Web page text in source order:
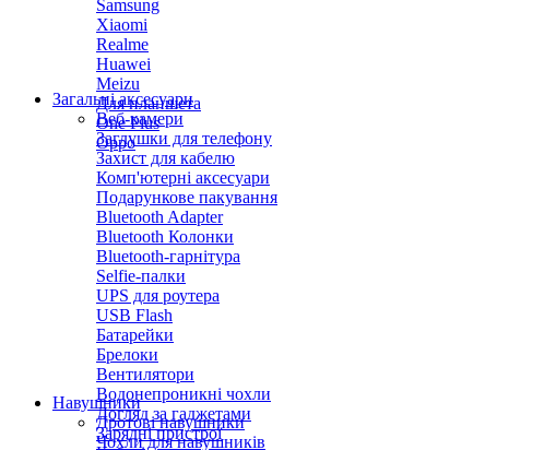
Samsung
Xiaomi
Realme
Huawei
Meizu
Для планшета
One Plus
Oppo
Загальні аксесуари
Веб-камери
Заглушки для телефону
Захист для кабелю
Комп'ютерні аксесуари
Подарункове пакування
Bluetooth Adapter
Bluetooth Колонки
Bluetooth-гарнітура
Selfie-палки
UPS для роутера
USB Flash
Батарейки
Брелоки
Вентилятори
Водонепроникні чохли
Догляд за гаджетами
Зарядні пристрої
Навушники
Дротові навушники
Чохли для навушників